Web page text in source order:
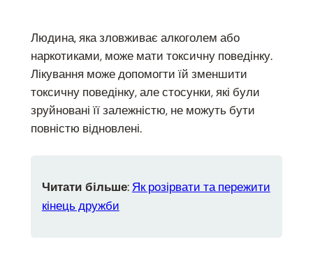
Людина, яка зловживає алкоголем або
наркотиками, може мати токсичну поведінку.
Лікування може допомогти їй зменшити
токсичну поведінку, але стосунки, які були
зруйновані її залежністю, не можуть бути
повністю відновлені.
Читати більше: Як розірвати та пережити
кінець дружби